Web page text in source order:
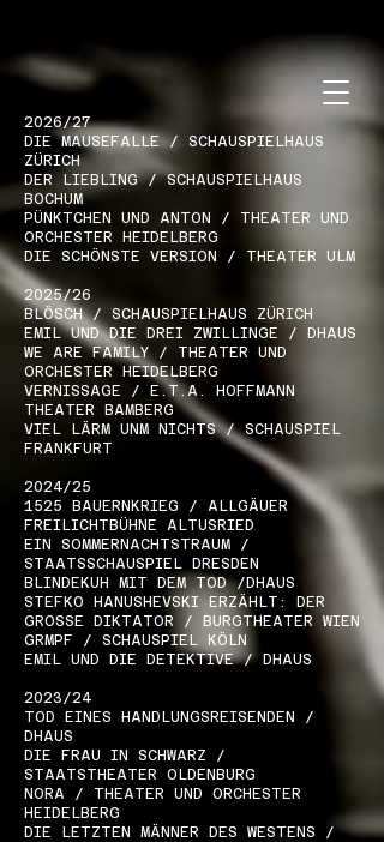
2026/27
DIE MAUSEFALLE / SCHAUSPIELHAUS
ZÜRICH
DER LIEBLING / SCHAUSPIELHAUS
BOCHUM
PÜNKTCHEN UND ANTON / THEATER UND
ORCHESTER HEIDELBERG
DIE SCHÖNSTE VERSION / THEATER ULM
2025/26
BLÖSCH / SCHAUSPIELHAUS ZÜRICH
EMIL UND DIE DREI ZWILLINGE / DHAUS
WE ARE FAMILY / THEATER UND
ORCHESTER HEIDELBERG
VERNISSAGE / E.T.A. HOFFMANN
THEATER BAMBERG
VIEL LÄRM UNM NICHTS / SCHAUSPIEL
FRANKFURT
2024/25
1525 BAUERNKRIEG / ALLGÄUER
FREILICHTBÜHNE ALTUSRIED
EIN SOMMERNACHTSTRAUM /
STAATSSCHAUSPIEL DRESDEN
BLINDEKUH MIT DEM TOD /DHAUS
STEFKO HANUSHEVSKI ERZÄHLT: DER
GROSSE DIKTATOR / BURGTHEATER WIEN
GRMPF / SCHAUSPIEL KÖLN
EMIL UND DIE DETEKTIVE / DHAUS
2023/24
TOD EINES HANDLUNGSREISENDEN /
DHAUS
DIE FRAU IN SCHWARZ /
STAATSTHEATER OLDENBURG
NORA / THEATER UND ORCHESTER
HEIDELBERG
DIE LETZTEN MÄNNER DES WESTENS /